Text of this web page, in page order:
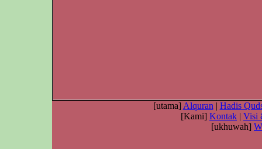
[utama] Alquran | Hadis
[Kami] Kontak | Visi
[ukhuwah]